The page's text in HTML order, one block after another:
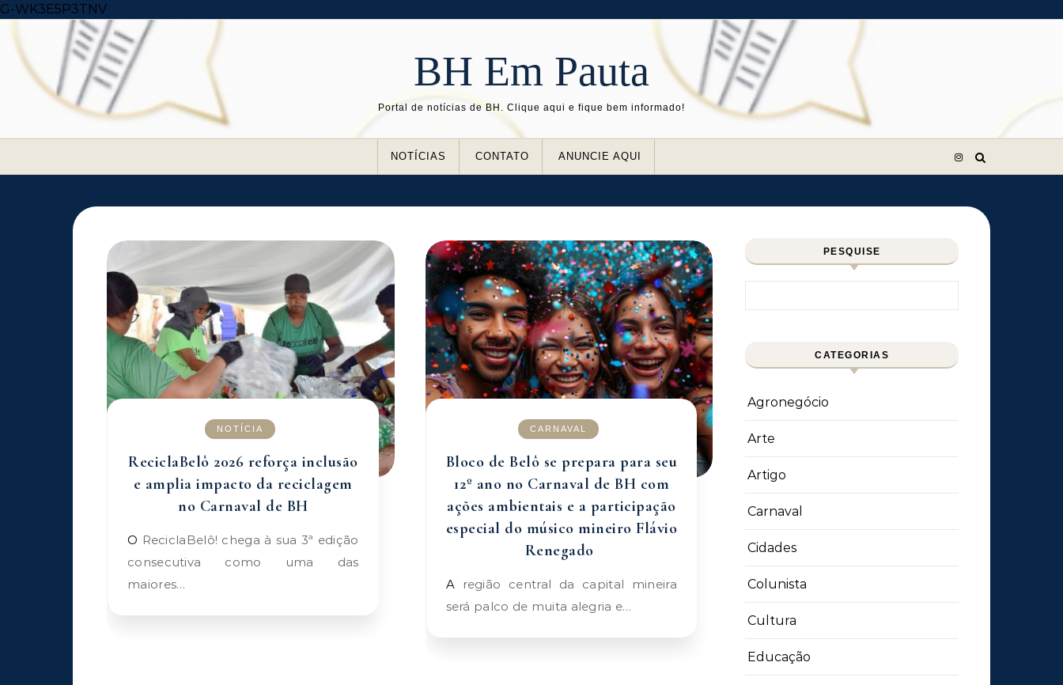
G-WK3E5P3TNVSkip to content
BH Em Pauta
Portal de notícias de BH. Clique aqui e fique bem informado!
NOTÍCIAS CONTATO ANUNCIE AQUI
NOTÍCIA
ReciclaBelô 2026 reforça inclusão
e amplia impacto da reciclagem
no Carnaval de BH
O ReciclaBelô! chega à sua 3ª edição
consecutiva como uma das
maiores…
CARNAVAL
Bloco de Belô se prepara para seu
12º ano no Carnaval de BH com
ações ambientais e a participação
especial do músico mineiro Flávio
Renegado
A região central da capital mineira
será palco de muita alegria e…
PESQUISE
CATEGORIAS
Agronegócio
Arte
Artigo
Carnaval
Cidades
Colunista
Cultura
Educação